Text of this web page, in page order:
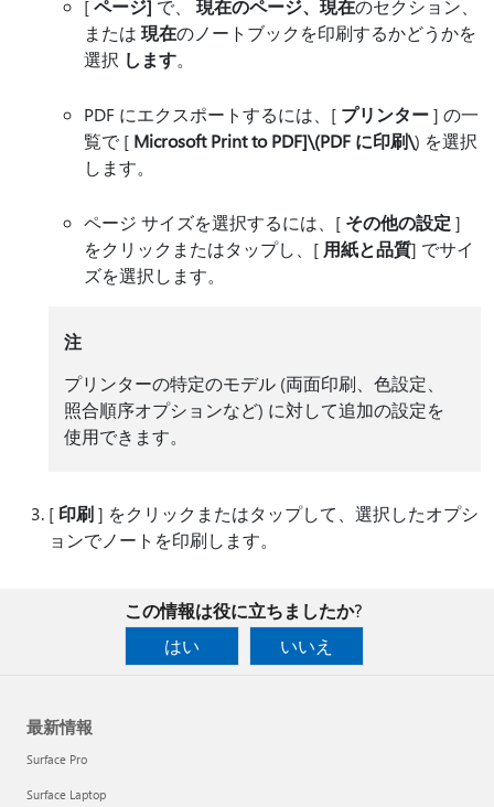
[ページ] で、 現在のページ、現在のセクション、
または 現在のノートブックを印刷するかどうかを
選択 します。
PDF にエクスポートするには、[ プリンター] の一
覧で [ Microsoft Print to PDF]\(PDF に印刷\) を選択
します。
ページ サイズを選択するには、[ その他の設定 ]
をクリックまたはタップし、[ 用紙と品質] でサイ
ズを選択します。
注
プリンターの特定のモデル (両面印刷、色設定、
照合順序オプションなど) に対して追加の設定を
使用できます。
[ 印刷] をクリックまたはタップして、選択したオプシ
ョンでノートを印刷します。
この情報は役に立ちましたか?
はい
いいえ
最新情報
Surface Pro
Surface Laptop